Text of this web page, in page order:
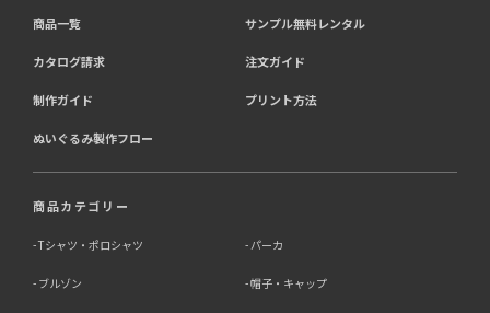
商品一覧 サンプル無料レンタル
カタログ請求 注文ガイド
制作ガイド プリント方法
ぬいぐるみ製作フロー
商品カテゴリー
Tシャツ・ポロシャツ パーカ
ブルゾン 帽子・キャップ